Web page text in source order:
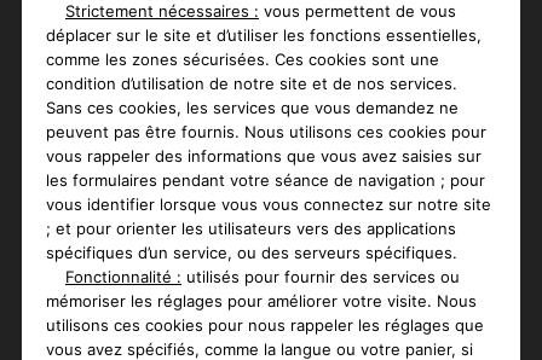
Strictement nécessaires : vous permettent de vous
déplacer sur le site et d’utiliser les fonctions essentielles,
comme les zones sécurisées. Ces cookies sont une
condition d’utilisation de notre site et de nos services.
Sans ces cookies, les services que vous demandez ne
peuvent pas être fournis. Nous utilisons ces cookies pour
vous rappeler des informations que vous avez saisies sur
les formulaires pendant votre séance de navigation ; pour
vous identifier lorsque vous vous connectez sur notre site
; et pour orienter les utilisateurs vers des applications
spécifiques d’un service, ou des serveurs spécifiques.
Fonctionnalité : utilisés pour fournir des services ou
mémoriser les réglages pour améliorer votre visite. Nous
utilisons ces cookies pour nous rappeler les réglages que
vous avez spécifiés, comme la langue ou votre panier, si